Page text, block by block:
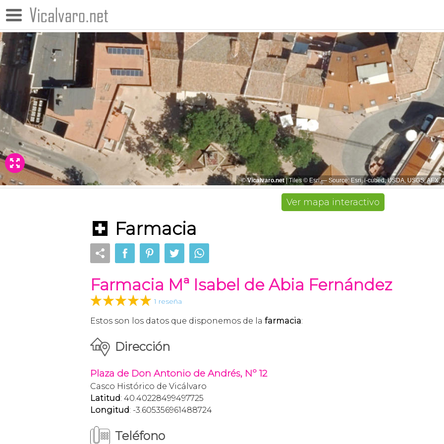
Ver mapa interactivo
Farmacia
Farmacia Mª Isabel de Abia Fernández
1 reseña
Estos son los datos que disponemos de la farmacia:
Dirección
Plaza de Don Antonio de Andrés, Nº 12
Casco Histórico de Vicálvaro
Latitud: 40.40228499497725
Longitud: -3.605356961488724
Teléfono